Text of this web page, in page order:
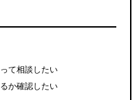
て相談したい
か確認したい